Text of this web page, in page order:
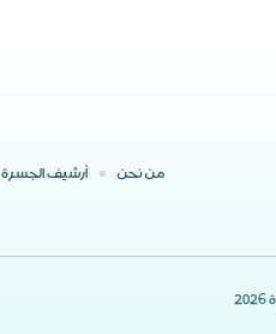
من نحن أرشيف الجسرة